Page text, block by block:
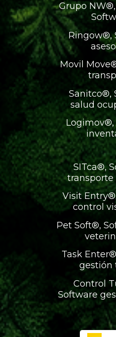
Grupo
Ringow®,
Movil
Sanitco®,
salud
Logimov®,
SITca®,
transporte
Visit
control
Pet Soft®,
Task
gestión
Control
Software